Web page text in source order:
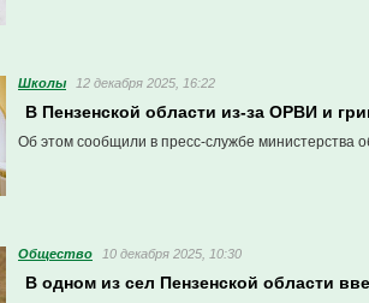
Школы 12 декабря 2025, 16:22
В Пензенской области из-за ОРВИ и
Об этом сообщили в пресс-службе министерства
Общество 10 декабря 2025, 10:30
В одном из сел Пензенской области